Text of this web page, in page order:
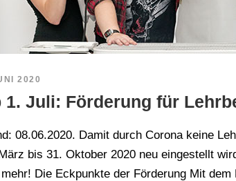
2020
1. Juli: Förderung für
08.06.2020. Damit durch Corona keine
bis 31. Oktober 2020 neu eingestellt
Die Eckpunkte der Förderung Mit dem